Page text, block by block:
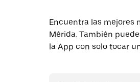
Encuentra las mejores
Mérida. También
la App con solo tocar